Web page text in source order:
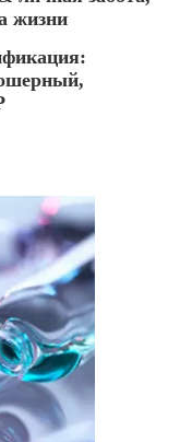
жизни